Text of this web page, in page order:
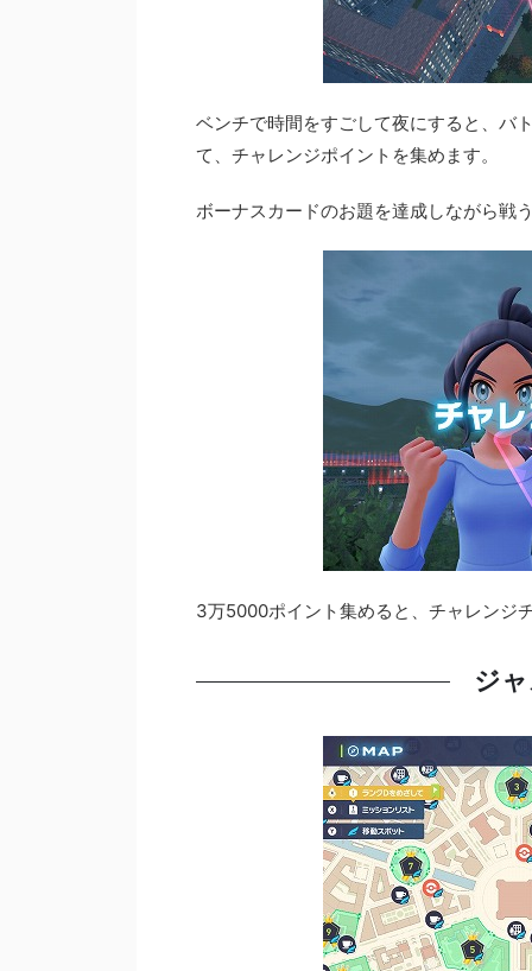
ベンチで時間をすごして夜にすると、バ
て、チャレンジポイントを集めます。
ボーナスカードのお題を達成しながら戦
3万5000ポイント集めると、チャレンジ
ジ